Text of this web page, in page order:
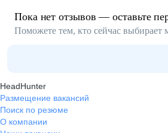
Пока нет отзывов — оставьте
Поможете тем, кто сейчас выбирает
HeadHunter
Размещение вакансий
Поиск по резюме
О компании